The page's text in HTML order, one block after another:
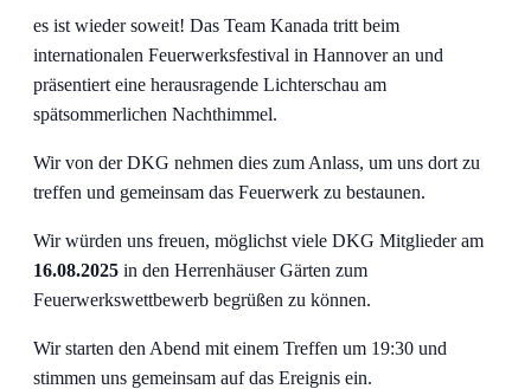
es ist wieder soweit! Das Team Kanada tritt beim
internationalen Feuerwerksfestival in Hannover an und
präsentiert eine herausragende Lichterschau am
spätsommerlichen Nachthimmel.
Wir von der DKG nehmen dies zum Anlass, um uns dort zu
treffen und gemeinsam das Feuerwerk zu bestaunen.
Wir würden uns freuen, möglichst viele DKG Mitglieder am
16.08.2025 in den Herrenhäuser Gärten zum
Feuerwerkswettbewerb begrüßen zu können.
Wir starten den Abend mit einem Treffen um 19:30 und
stimmen uns gemeinsam auf das Ereignis ein.